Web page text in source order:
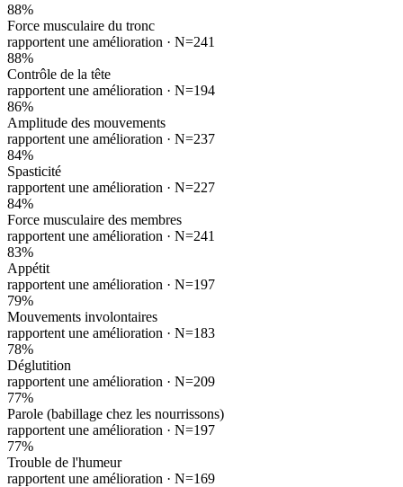
88%
Force musculaire du tronc
rapportent une amélioration · N=241
88%
Contrôle de la tête
rapportent une amélioration · N=194
86%
Amplitude des mouvements
rapportent une amélioration · N=237
84%
Spasticité
rapportent une amélioration · N=227
84%
Force musculaire des membres
rapportent une amélioration · N=241
83%
Appétit
rapportent une amélioration · N=197
79%
Mouvements involontaires
rapportent une amélioration · N=183
78%
Déglutition
rapportent une amélioration · N=209
77%
Parole (babillage chez les nourrissons)
rapportent une amélioration · N=197
77%
Trouble de l'humeur
rapportent une amélioration · N=169